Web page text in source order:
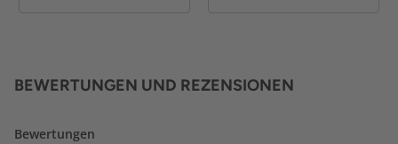
BEWERTUNGEN UND REZENSIONEN
Bewertungen